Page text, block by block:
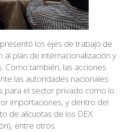
los ejes de trabajo de
al plan de internacionalización y
Como también, las acciones
las autoridades nacionales
para el sector privado como lo
importaciones, y dentro del
de alícuotas de los DEX
entre otros.